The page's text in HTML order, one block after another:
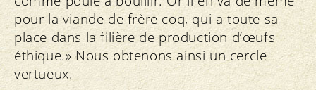
pour la viande de frère coq, qui a toute sa
place dans la filière de production d’œufs
éthique.» Nous obtenons ainsi un cercle
vertueux.